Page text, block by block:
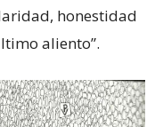
honestidad
aliento”.